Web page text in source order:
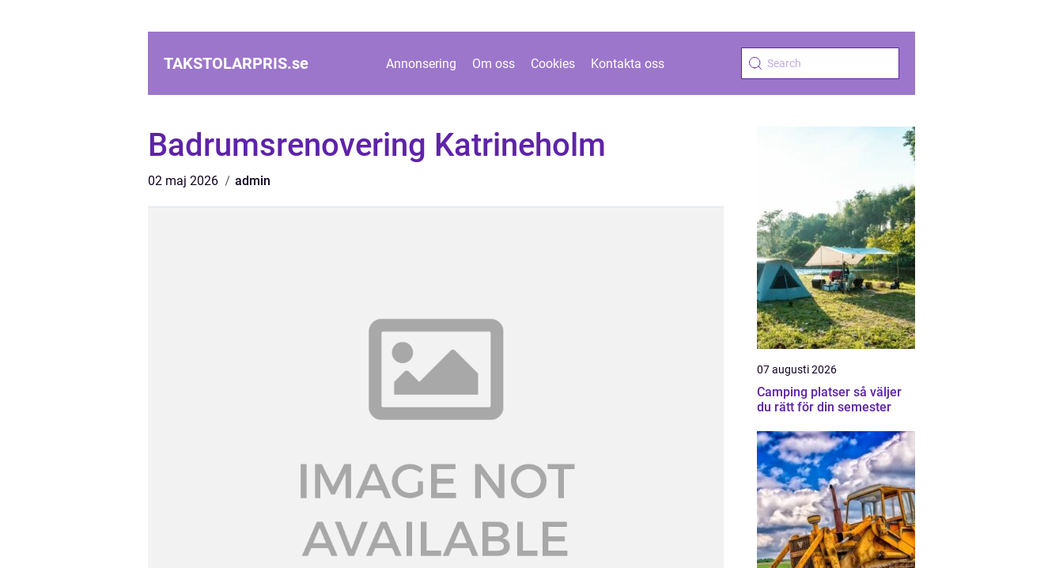
TAKSTOLARPRIS.se Annonsering Om oss Cookies Kontakta oss
Badrumsrenovering Katrineholm
02 maj 2026 admin
07 augusti 2026
Camping platser så väljer
du rätt för din semester